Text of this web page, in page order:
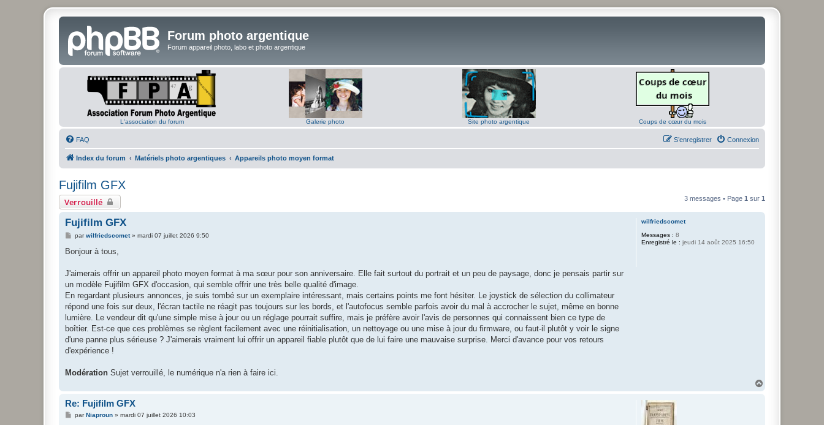
Forum photo argentique
Forum appareil photo, labo et photo argentique
L'association du forum Galerie photo Site photo argentique Coups de cœur du mois
FAQ Connexion
S’enregistrer
Index du forum Matériels photo argentiques Appareils photo moyen format
Fujifilm GFX
Verrouillé 3 messages • Page 1 sur 1
wilfriedscomet
Messages : 8
Enregistré le : jeudi 14 août 2025 16:50
Fujifilm GFX
M
s
g
parwilfriedscomet» mardi 07 juillet 2026 9:50
Bonjour à tous,
J'aimerais offrir un appareil photo moyen format à ma sœur pour son anniversaire. Elle fait surtout du portrait et un peu de paysage, donc je pensais partir sur
un modèle Fujifilm GFX d'occasion, qui semble offrir une très belle qualité d'image.
En regardant plusieurs annonces, je suis tombé sur un exemplaire intéressant, mais certains points me font hésiter. Le joystick de sélection du collimateur
répond une fois sur deux, l'écran tactile ne réagit pas toujours sur les bords, et l'autofocus semble parfois avoir du mal à accrocher le sujet, même en bonne
lumière. Le vendeur dit qu'une simple mise à jour ou un réglage pourrait suffire, mais je préfère avoir l'avis de personnes qui connaissent bien ce type de
boîtier. Est-ce que ces problèmes se règlent facilement avec une réinitialisation, un nettoyage ou une mise à jour du firmware, ou faut-il plutôt y voir le signe
d'une panne plus sérieuse ? J'aimerais vraiment lui offrir un appareil fiable plutôt que de lui faire une mauvaise surprise. Merci d'avance pour vos retours
d'expérience !
Modération Sujet verrouillé, le numérique n'a rien à faire ici.
Re: Fujifilm GFX
MparNiaproun» mardi 07 juillet 2026 10:03